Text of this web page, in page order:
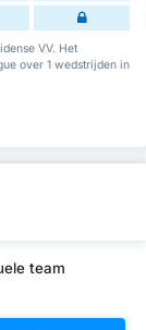
VV. Het
over 1 wedstrijden in
team